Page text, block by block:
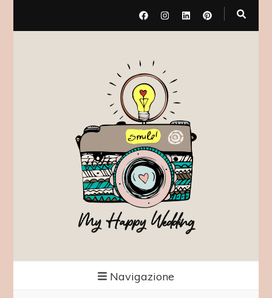
My Happy Wedding
Navigazione